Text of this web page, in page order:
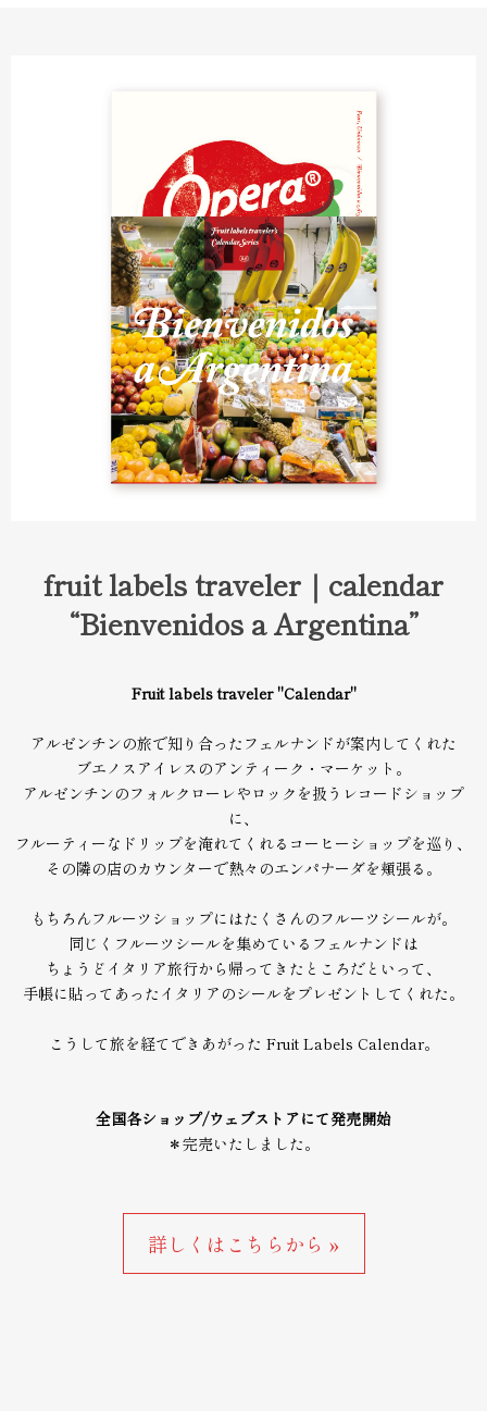
fruit labels traveler｜calendar
“Bienvenidos a Argentina”
Fruit labels traveler "Calendar"
アルゼンチンの旅で知り合ったフェルナンドが案内してくれた
ブエノスアイレスのアンティーク・マーケット。
アルゼンチンのフォルクローレやロックを扱うレコードショップ
に、
フルーティーなドリップを淹れてくれるコーヒーショップを巡り、
その隣の店のカウンターで熱々のエンパナーダを頬張る。
もちろんフルーツショップにはたくさんのフルーツシールが。
同じくフルーツシールを集めているフェルナンドは
ちょうどイタリア旅行から帰ってきたところだといって、
手帳に貼ってあったイタリアのシールをプレゼントしてくれた。
こうして旅を経てできあがった Fruit Labels Calendar。
全国各ショップ/ウェブストアにて発売開始
＊完売いたしました。
詳しくはこちらから »